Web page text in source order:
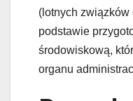
(lotnych związków
podstawie
środowiskową,
organu